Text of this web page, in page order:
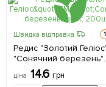
Швидка відправка
Редис "Золотий
"Сонячний березень"
200шт
ціна 14.6 грн